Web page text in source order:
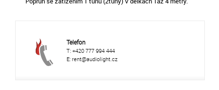
Telefon
T: +420 777 994 444
E: rent@audiolight.cz